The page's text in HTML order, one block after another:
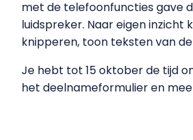
met de telefoonfuncties gave
luidspreker. Naar eigen
knipperen, toon teksten van
Je hebt tot 15 oktober de tijd
het deelnameformulier en